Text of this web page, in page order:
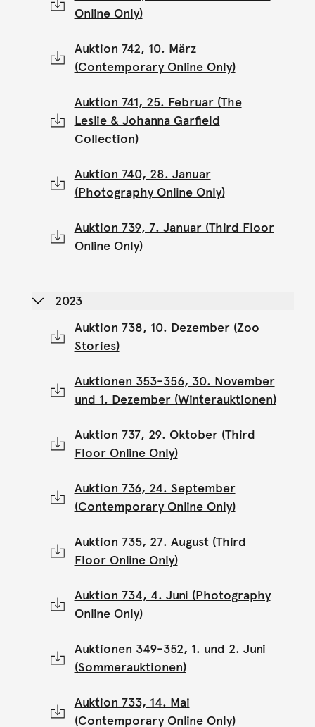
Online Only)
Auktion 742, 10. März
(Contemporary Online Only)
Auktion 741, 25. Februar (The
Leslie & Johanna Garfield
Collection)
Auktion 740, 28. Januar
(Photography Online Only)
Auktion 739, 7. Januar (Third Floor
Online Only)
2023
Auktion 738, 10. Dezember (Zoo
Stories)
Auktionen 353-356, 30. November
und 1. Dezember (Winterauktionen)
Auktion 737, 29. Oktober (Third
Floor Online Only)
Auktion 736, 24. September
(Contemporary Online Only)
Auktion 735, 27. August (Third
Floor Online Only)
Auktion 734, 4. Juni (Photography
Online Only)
Auktionen 349-352, 1. und 2. Juni
(Sommerauktionen)
Auktion 733, 14. Mai
(Contemporary Online Only)